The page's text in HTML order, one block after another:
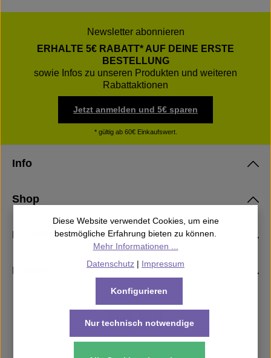
Newsletter abonnieren
ERHALTE 5€ RABATT* AUF DEINE ERSTE
BESTELLUNG
sowie Infos zu unseren Produkten und weiteren
Rabattaktionen
Jetzt anmelden und 5€ sparen
* gültig ab 60€ Einkaufswert.
Info
Shop
Rechtliches
Kontakt
Diese Website verwendet Cookies, um eine
bestmögliche Erfahrung bieten zu können.
Mehr Informationen ...
Datenschutz | Impressum
Nur technisch notwendige
Konfigurieren